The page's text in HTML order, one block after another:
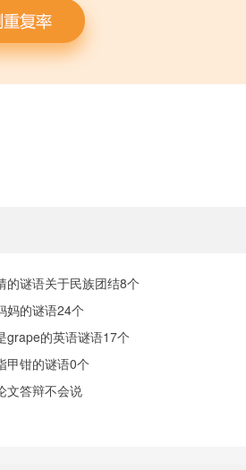
的谜语关于民族团结8个
妈的谜语24个
grape的英语谜语17个
甲钳的谜语0个
文答辩不会说